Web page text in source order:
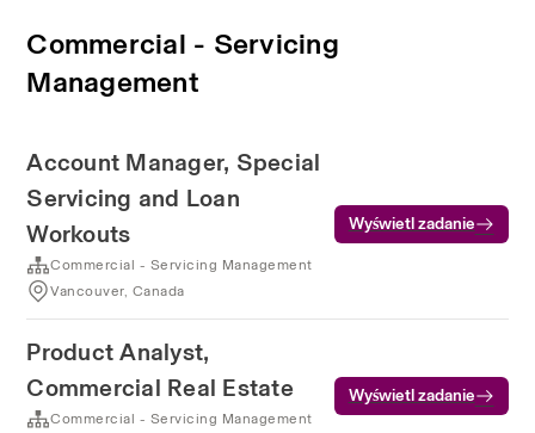
Commercial - Servicing
Management
Account Manager, Special
Servicing and Loan
Workouts
Commercial - Servicing Management
Vancouver, Canada
Wyświetl zadanie
Product Analyst,
Commercial Real Estate
Commercial - Servicing Management
Wyświetl zadanie